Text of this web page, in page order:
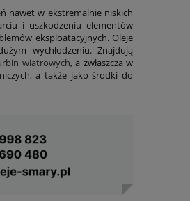
nawet w ekstremalnie niskich
i uszkodzeniu elementów
eksploatacyjnych. Oleje
wychłodzeniu. Znajdują
wiatrowych, a zwłaszcza w
a także jako środki do